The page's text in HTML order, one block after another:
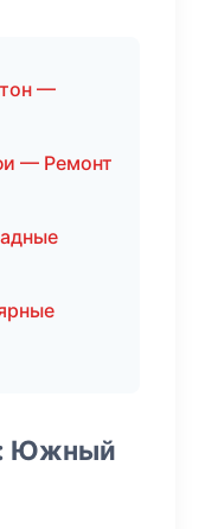
—
— Ремонт
Южный